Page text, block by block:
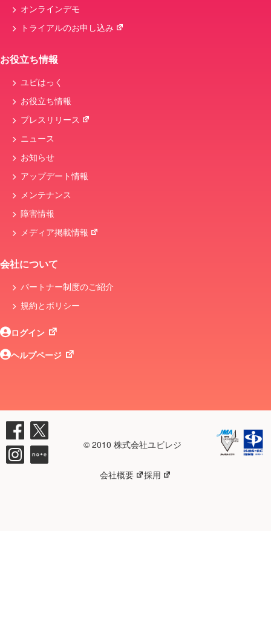
オンラインデモ
トライアルのお申し込み
お役立ち情報
ユビはっく
お役立ち情報
プレスリリース
ニュース
お知らせ
アップデート情報
メンテナンス
障害情報
メディア掲載情報
会社について
パートナー制度のご紹介
規約とボリシー
ログイン
ヘルプページ
© 2010 株式会社ユビレジ
会社概要 採用